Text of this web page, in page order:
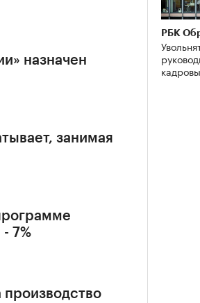
назначен
занимая
7%
РБК